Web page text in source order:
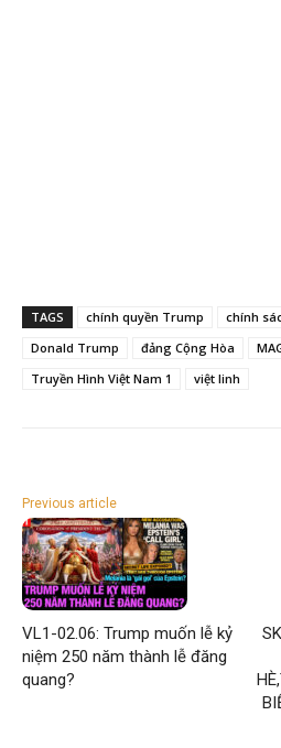
TAGS chính quyền Trump chính
Donald Trump
đảng Cộng Hòa
Truyền Hình Việt Nam 1
việt linh
Previous article
VL1-02.06: Trump muốn lễ kỷ
niệm 250 năm thành lễ đăng
quang?